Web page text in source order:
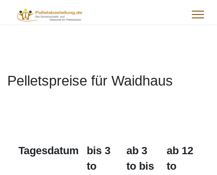
Pelletspreise für Waidhaus
Tagesdatum
bis 3
to
ab 3
to bis
ab 12
to